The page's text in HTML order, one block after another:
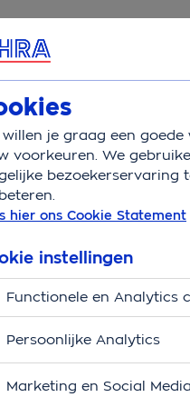
& Contact
Oorontsteking hond
hond
willen je graag een
voorkeuren. We
bezoekerservaring
hier ons Cookie Statement
instellingen
Functionele en Analytics
Persoonlijke Analytics
Marketing en Social Media